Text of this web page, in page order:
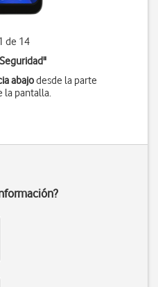
de 14
"
abajodesde la parte
la pantalla.